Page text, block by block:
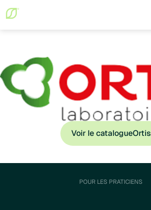
Voir le catalogueOrtis
POUR LES PRATICIENS